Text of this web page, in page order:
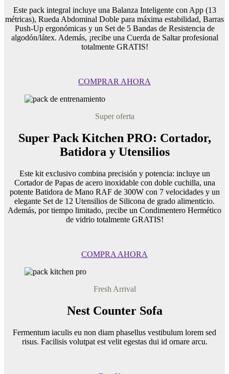
Este pack integral incluye una Balanza Inteligente con App (13
métricas), Rueda Abdominal Doble para máxima estabilidad, Barras
Push-Up ergonómicas y un Set de 5 Bandas de Resistencia de
algodón/látex. Además, ¡recibe una Cuerda de Saltar profesional
totalmente GRATIS!
COMPRAR AHORA
Super oferta
Super Pack Kitchen PRO: Cortador,
Batidora y Utensilios
Este kit exclusivo combina precisión y potencia: incluye un
Cortador de Papas de acero inoxidable con doble cuchilla, una
potente Batidora de Mano RAF de 300W con 7 velocidades y un
elegante Set de 12 Utensilios de Silicona de grado alimenticio.
Además, por tiempo limitado, ¡recibe un Condimentero Hermético
de vidrio totalmente GRATIS!
COMPRA AHORA
Fresh Arrival
Nest Counter Sofa
Fermentum iaculis eu non diam phasellus vestibulum lorem sed
risus. Facilisis volutpat est velit egestas dui id ornare arcu.